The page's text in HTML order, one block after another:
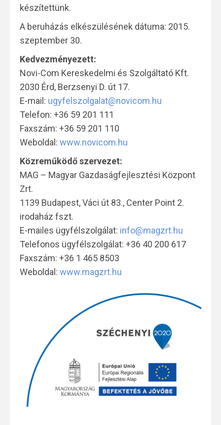
készítettünk.
A beruházás elkészülésének dátuma: 2015.
szeptember 30.
Kedvezményezett:
Novi-Com Kereskedelmi és Szolgáltató Kft.
2030 Érd, Berzsenyi D. út 17.
E-mail: ugyfelszolgalat@novicom.hu
Telefon: +36 59 201 111
Faxszám: +36 59 201 110
Weboldal: www.novicom.hu
Közreműködő szervezet:
MAG – Magyar Gazdaságfejlesztési Központ
Zrt.
1139 Budapest, Váci út 83., Center Point 2.
irodaház fszt.
E-mailes ügyfélszolgálat: info@magzrt.hu
Telefonos ügyfélszolgálat: +36 40 200 617
Faxszám: +36 1 465 8503
Weboldal: www.magzrt.hu